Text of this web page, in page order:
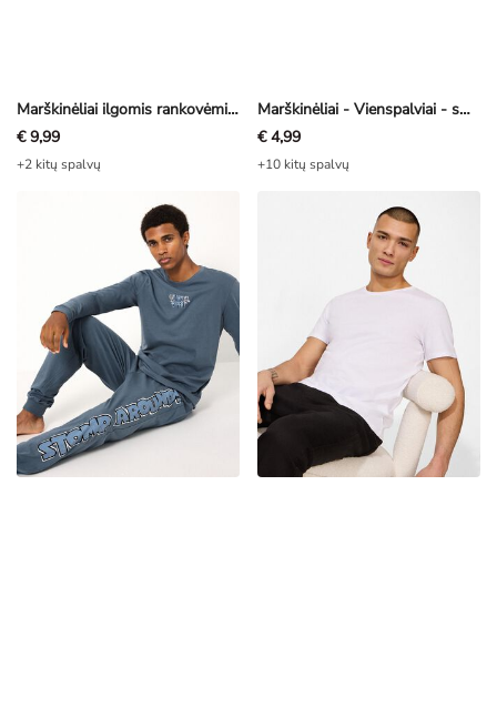
Marškinėliai ilgomis rankovėmis - Margas - tamsi turkio
€ 9,99
+2 kitų spalvų
Marškinėliai - Vienspalviai - smėlinė
€ 4,99
+10 kitų spalvų